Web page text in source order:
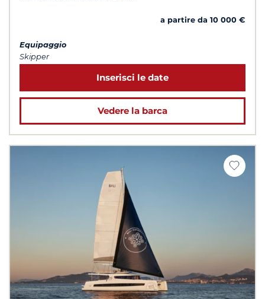
a partire da 10 000 €
Equipaggio
Skipper
Inserisci le date
Vedere la barca